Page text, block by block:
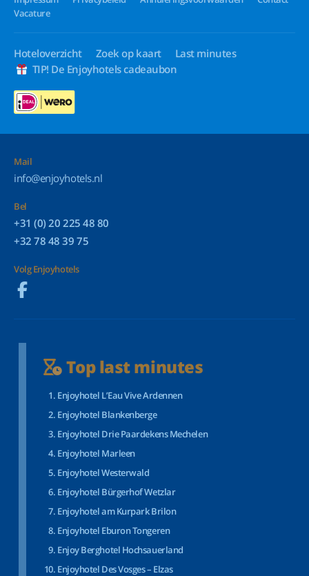
Vacature
Hoteloverzicht Zoek op kaart
Last minutes
TIP! De Enjoyhotels cadeaubon
Mail
info@enjoyhotels.nl
Bel
+31 (0) 20 225 48 80
+32 78 48 39 75
Volg Enjoyhotels
Top last minutes
Enjoyhotel L’Eau Vive Ardennen
Enjoyhotel Blankenberge
Enjoyhotel Drie Paardekens Mechelen
Enjoyhotel Marleen
Enjoyhotel Westerwald
Enjoyhotel Bürgerhof Wetzlar
Enjoyhotel am Kurpark Brilon
Enjoyhotel Eburon Tongeren
Enjoy Berghotel Hochsauerland
Enjoyhotel Des Vosges – Elzas